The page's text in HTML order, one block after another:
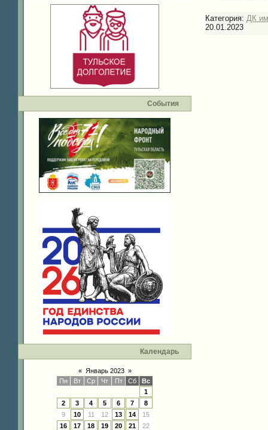
События
Календарь
« Январь 2023 »
Пн
Вт Ср Чт Пт Сб
Вс
1
2
3 4 5 6 7
8
9
10 11 12 13 14
15
16
17 18 19 20 21
22
Категория: ДК
20.01.2023